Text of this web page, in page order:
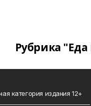
Рубрика
категория издания 12+